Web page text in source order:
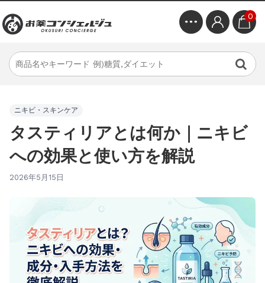
0
ニキビ・スキンケア
タスティリアとは何か｜ニキビ
への効果と使い方を解説
2026年5月15日